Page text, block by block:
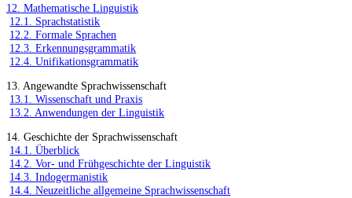
12. Mathematische Linguistik
12.1. Sprachstatistik
12.2. Formale Sprachen
12.3. Erkennungsgrammatik
12.4. Unifikationsgrammatik
13. Angewandte Sprachwissenschaft
13.1. Wissenschaft und Praxis
13.2. Anwendungen der Linguistik
14. Geschichte der Sprachwissenschaft
14.1. Überblick
14.2. Vor- und Frühgeschichte der Linguistik
14.3. Indogermanistik
14.4. Neuzeitliche allgemeine Sprachwissenschaft